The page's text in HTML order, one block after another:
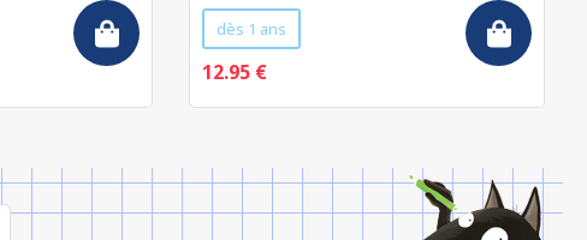
dès 1 ans
12.95 €